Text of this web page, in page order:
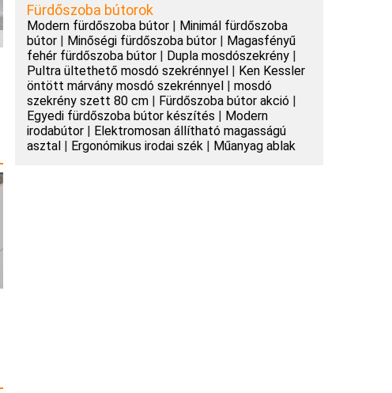
Fürdőszoba bútorok
Modern fürdőszoba bútor| Minimál fürdőszoba
bútor| Minőségi fürdőszoba bútor| Magasfényű
fehér fürdőszoba bútor| Dupla mosdószekrény|
Pultra ültethető mosdó szekrénnyel| Ken Kessler
öntött márvány mosdó szekrénnyel| mosdó
szekrény szett 80 cm| Fürdőszoba bútor akció|
Egyedi fürdőszoba bútor készítés | Modern
irodabútor| Elektromosan állítható magasságú
asztal| Ergonómikus irodai szék| Műanyag ablak